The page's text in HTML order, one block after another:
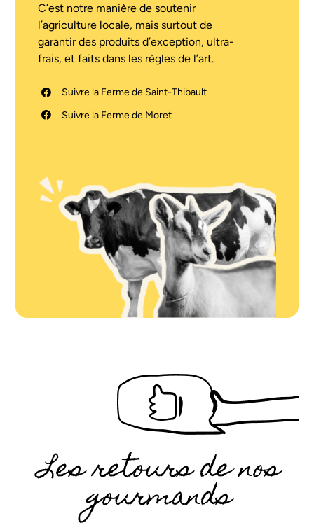
C’est notre manière de soutenir
l’agriculture locale, mais surtout de
garantir des produits d’exception, ultra-
frais, et faits dans les règles de l’art.
Suivre la Ferme de Saint-Thibault
Suivre la Ferme de Moret
Les retours de nos
gourmands